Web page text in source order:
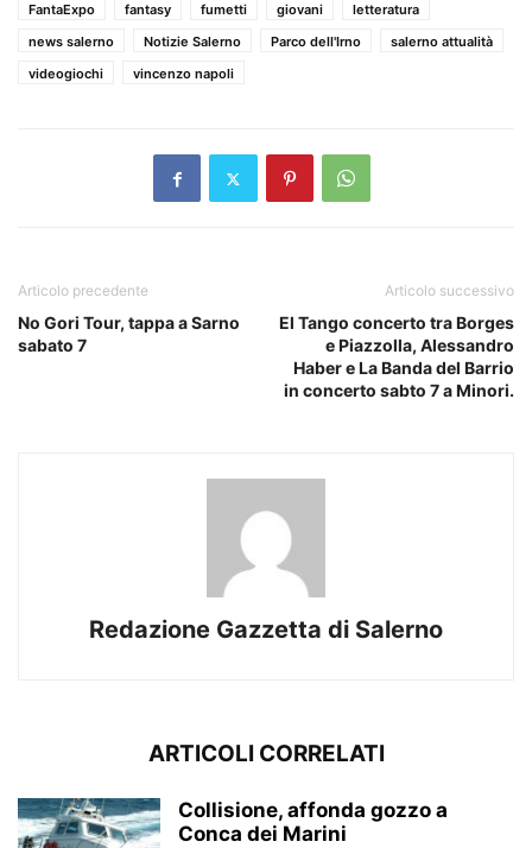
FantaExpo
fantasy fumetti giovani
letteratura
news salerno
Notizie Salerno Parco dell'Irno
salerno attualità
videogiochi
vincenzo napoli
Articolo precedente
No Gori Tour, tappa a Sarno
sabato 7
Articolo successivo
El Tango concerto tra Borges
e Piazzolla, Alessandro
Haber e La Banda del Barrio
in concerto sabto 7 a Minori.
Redazione Gazzetta di Salerno
ARTICOLI CORRELATI
Collisione, affonda gozzo a
Conca dei Marini